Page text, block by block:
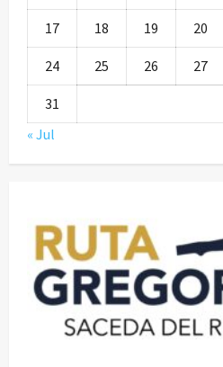
17 18 19 20
24 25 26 27
31
« Jul